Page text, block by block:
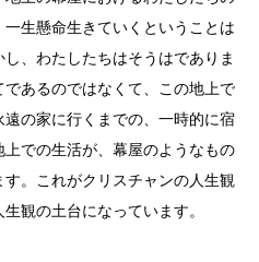
生懸命生きていくということは
、わたしたちはそうはでありま
あるのではなくて、この地上で
の家に行くまでの、一時的に宿
での生活が、幕屋のようなもの
。これがクリスチャンの人生観
観の土台になっています。